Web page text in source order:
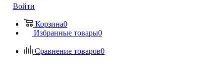
Войти
Корзина0
Избранные товары0
Сравнение товаров0